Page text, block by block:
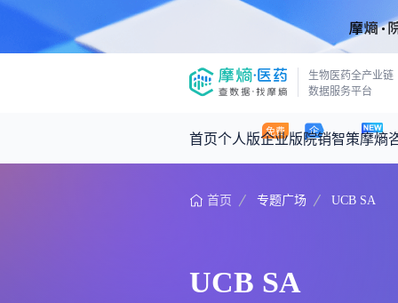
生物医药全产业链
数据服务平台
首页个人版企业版院销智策摩熵
咨询服务
产品立项评估及管线规划
摩熵原创
深度分析
数据中心
基于市场数据，为您提供全面的市场
首页 专题广场 UCB SA
UCB SA